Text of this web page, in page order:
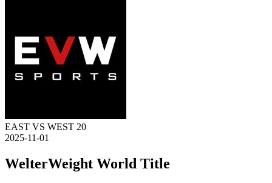
EAST VS WEST 20
2025-11-01
WelterWeight World Title